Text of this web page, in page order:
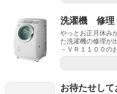
洗濯機 修理
やっとお正月休み
た洗濯機の修理が
－ＶＲ１１００の
お待たせし